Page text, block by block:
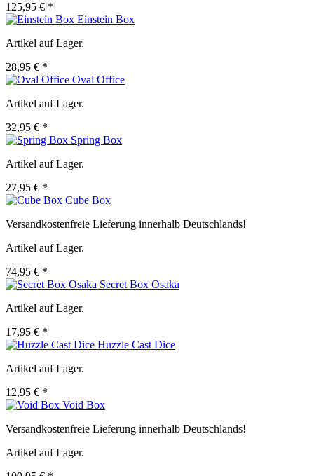
125,95 € *
Einstein Box
Artikel auf Lager.
28,95 € *
Oval Office
Artikel auf Lager.
32,95 € *
Spring Box
Artikel auf Lager.
27,95 € *
Cube Box
Versandkostenfreie Lieferung innerhalb Deutschlands!
Artikel auf Lager.
74,95 € *
Secret Box Osaka
Artikel auf Lager.
17,95 € *
Huzzle Cast Dice
Artikel auf Lager.
12,95 € *
Void Box
Versandkostenfreie Lieferung innerhalb Deutschlands!
Artikel auf Lager.